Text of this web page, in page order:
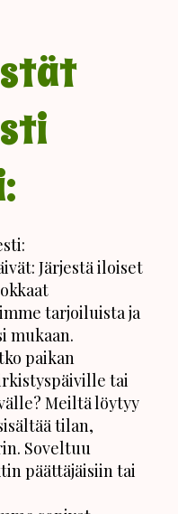
Järjestä iloiset
tarjoiluista ja
mukaan.
paikan
tai
Meiltä löytyy
tilan,
Soveltuu
päättäjäisiin tai